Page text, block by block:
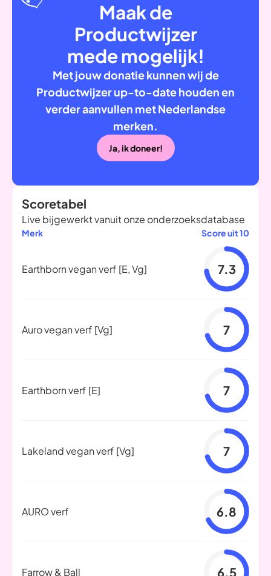
Maak de
Productwijzer
mede mogelijk!
Met jouw donatie kunnen wij de
Productwijzer up-to-date houden en
verder aanvullen met Nederlandse
merken.
Ja, ik doneer!
Scoretabel
Live bijgewerkt vanuit onze onderzoeksdatabase
Merk Score uit 10
Earthborn vegan verf [E, Vg] 7.3
Auro vegan verf [Vg] 7
Earthborn verf [E] 7
Lakeland vegan verf [Vg] 7
AURO verf 6.8
Farrow & Ball 6.5